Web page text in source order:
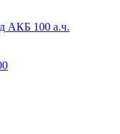
АКБ 100 а.ч.